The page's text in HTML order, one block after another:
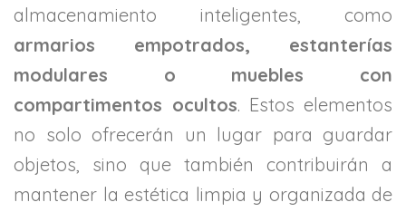
almacenamiento inteligentes, como
armarios empotrados, estanterías
modulares o muebles con
compartimentos ocultos. Estos elementos
no solo ofrecerán un lugar para guardar
objetos, sino que también contribuirán a
mantener la estética limpia y organizada de